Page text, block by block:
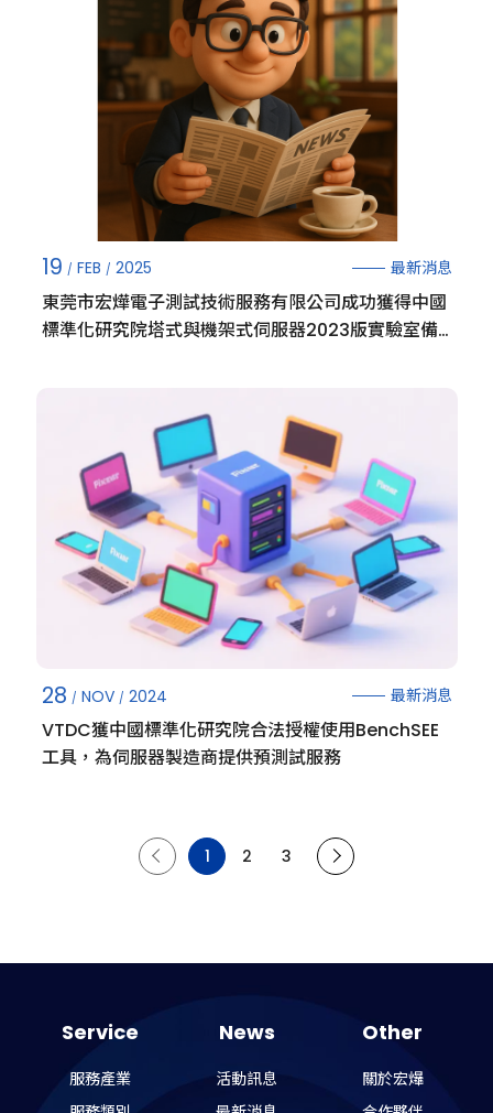
19 FEB 2025 最新消息
東莞市宏燁電子測試技術服務有限公司成功獲得中國
標準化研究院塔式與機架式伺服器2023版實驗室備
28 NOV 2024 最新消息
VTDC獲中國標準化研究院合法授權使用BenchSEE
工具，為伺服器製造商提供預測試服務
1 2 3
Service
服務產業
News
活動訊息
Other
關於宏爗